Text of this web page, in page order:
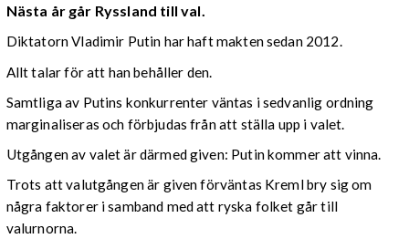
Nästa år går Ryssland till val.
Diktatorn Vladimir Putin har haft makten sedan 2012.
Allt talar för att han behåller den.
Samtliga av Putins konkurrenter väntas i sedvanlig ordning
marginaliseras och förbjudas från att ställa upp i valet.
Utgången av valet är därmed given: Putin kommer att vinna.
Trots att valutgången är given förväntas Kreml bry sig om
några faktorer i samband med att ryska folket går till
valurnorna.